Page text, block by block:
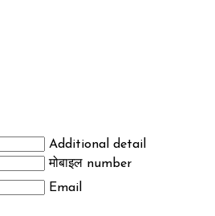
Additional detail
मोबाइल number
Email